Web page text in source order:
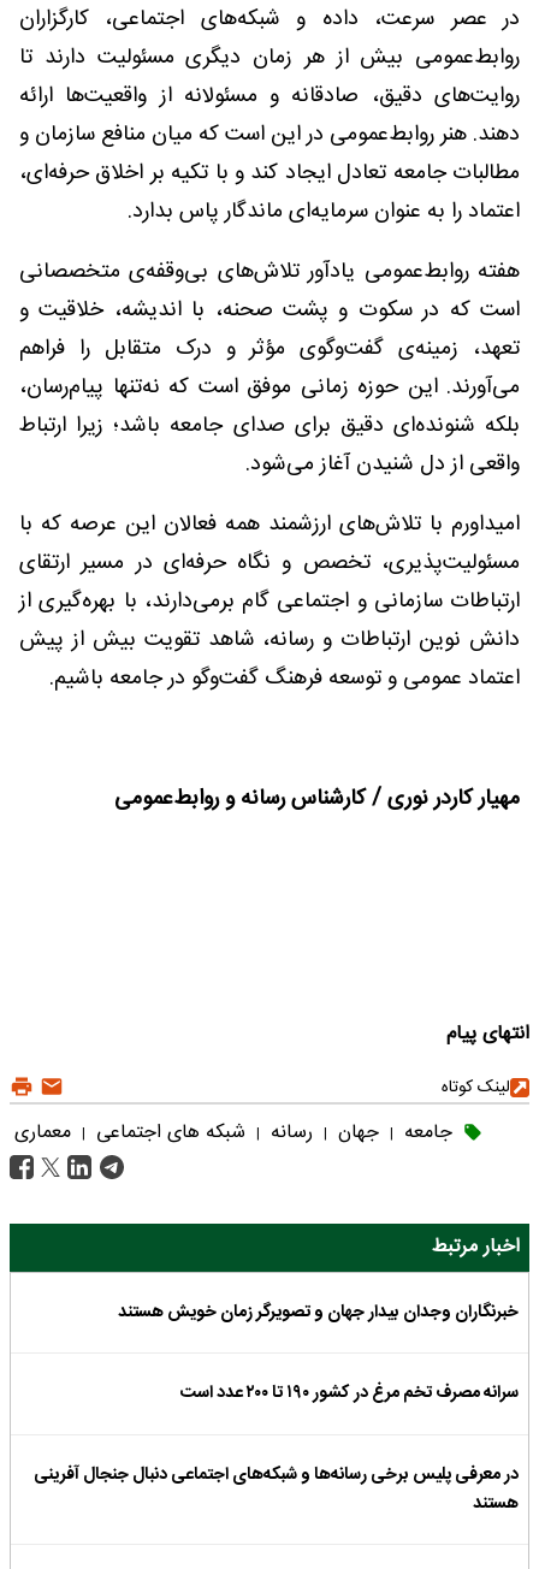
در عصر سرعت، داده و شبکه‌های اجتماعی، کارگزاران
روابط‌عمومی بیش از هر زمان دیگری مسئولیت دارند تا
روایت‌های دقیق، صادقانه و مسئولانه از واقعیت‌ها ارائه
دهند. هنر روابط‌عمومی در این است که میان منافع سازمان و
مطالبات جامعه تعادل ایجاد کند و با تکیه بر اخلاق حرفه‌ای،
اعتماد را به عنوان سرمایه‌ای ماندگار پاس بدارد.
هفته روابط‌عمومی یادآور تلاش‌های بی‌وقفه‌ی متخصصانی
است که در سکوت و پشت صحنه، با اندیشه، خلاقیت و
تعهد، زمینه‌ی گفت‌وگوی مؤثر و درک متقابل را فراهم
می‌آورند. این حوزه زمانی موفق است که نه‌تنها پیام‌رسان،
بلکه شنونده‌ای دقیق برای صدای جامعه باشد؛ زیرا ارتباط
واقعی از دل شنیدن آغاز می‌شود.
امیداورم با تلاش‌های ارزشمند همه فعالان این عرصه که با
مسئولیت‌پذیری، تخصص و نگاه حرفه‌ای در مسیر ارتقای
ارتباطات سازمانی و اجتماعی گام برمی‌دارند، با بهره‌گیری از
دانش نوین ارتباطات و رسانه، شاهد تقویت بیش از پیش
اعتماد عمومی و توسعه فرهنگ گفت‌وگو در جامعه باشیم.
مهیار کاردر نوری / کارشناس رسانه و روابط‌عمومی
انتهای پیام
لینک کوتاه
جامعه | جهان | رسانه | شبکه های اجتماعی | معماری
اخبار مرتبط
خبرنگاران وجدان بیدار جهان و تصویرگر زمان خویش هستند
سرانه مصرف تخم مرغ در کشور ۱۹۰ تا ۲۰۰ عدد است
در معرفی پلیس برخی رسانه‌ها و شبکه‌های اجتماعی دنبال جنجال آفرینی
هستند